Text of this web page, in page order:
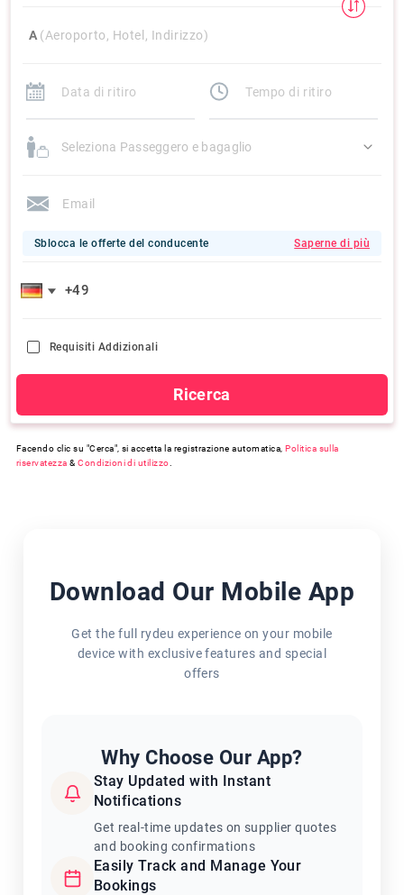
A (Aeroporto, Hotel, Indirizzo)
Seleziona Passeggero e bagaglio
Sblocca le offerte del conducente Saperne di più
Requisiti Addizionali
Ricerca
Facendo clic su "Cerca", si accetta la registrazione automatica, Politica sulla
riservatezza &Condizioni di utilizzo
Download Our Mobile App
Get the full rydeu experience on your mobile
device with exclusive features and special
offers
Why Choose Our App?
Stay Updated with Instant
Notifications
Get real-time updates on supplier quotes
and booking confirmations
Easily Track and Manage Your
Bookings